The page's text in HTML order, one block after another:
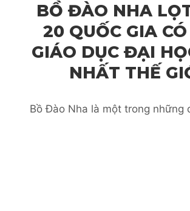
BỒ ĐÀO NHA
20 QUỐC GIA
GIÁO DỤC ĐẠI
NHẤT THẾ
Bồ Đào Nha là một trong những